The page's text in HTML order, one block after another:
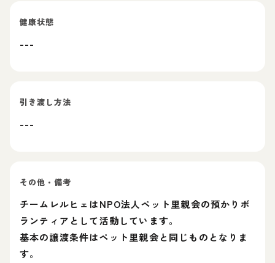
健康状態
---
引き渡し方法
---
その他・備考
チームレルヒェはNPO法人ペット里親会の預かりボ
ランティアとして活動しています。
基本の譲渡条件はペット里親会と同じものとなりま
す。